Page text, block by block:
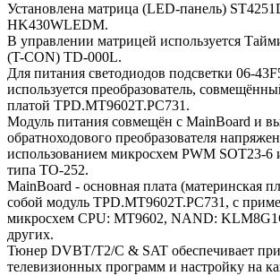
Установлена матрица (LED-панель)
HK430WLEDM.
В управлении матрицей используется
(T-CON) TD-000L.
Для питания светодиодов подсветки 06-
используется преобразователь,
платой TPD.MT9602T.PC731.
Модуль питания совмещён с MainBoard и
обратноходового преобразователя
использованием микросхем PWM SOT23-6
типа TO-252.
MainBoard - основная плата (материнская
собой модуль TPD.MT9602T.PC731, с
микросхем CPU: MT9602, NAND:
других.
Тюнер DVBT/T2/C & SAT обеспечивает
телевизионных программ и настройку на